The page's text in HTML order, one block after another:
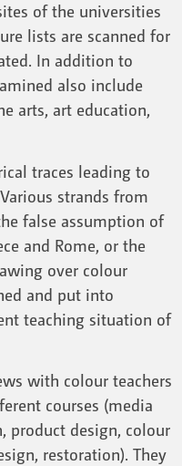
of the universities
lists are scanned for
In addition to
also include
arts, art education,
traces leading to
strands from
false assumption of
and Rome, or the
over colour
and put into
teaching situation of
with colour teachers
courses (media
product design, colour
restoration). They